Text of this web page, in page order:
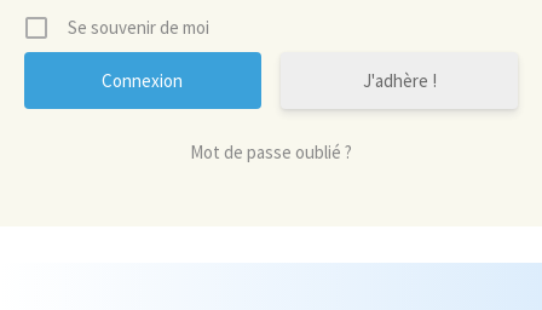
Se souvenir de moi
J'adhère !
Mot de passe oublié ?